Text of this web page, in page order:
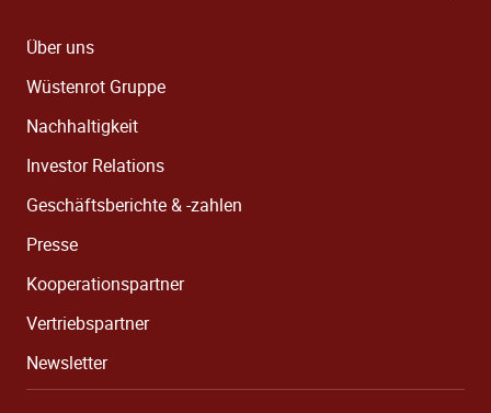
Über uns
Wüstenrot Gruppe
Nachhaltigkeit
Investor Relations
Geschäftsberichte & -zahlen
Presse
Kooperationspartner
Vertriebspartner
Newsletter